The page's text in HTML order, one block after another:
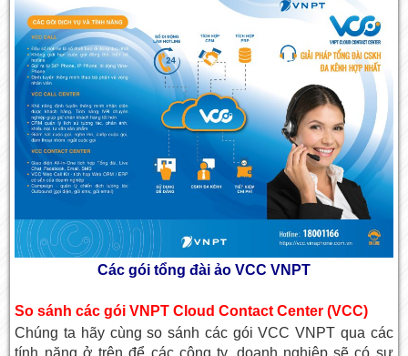
Các gói tổng đài ảo VCC VNPT
So sánh các gói VNPT Cloud Contact Center (VCC)
Chúng ta hãy cùng so sánh các gói VCC VNPT qua các